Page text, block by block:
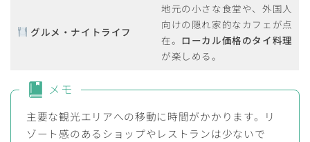
グルメ・ナイトライフ
地元の小さな食堂や、外国人
向けの隠れ家的なカフェが点
在。 ローカル価格のタイ料理
が楽しめる。
メモ
主要な観光エリアへの移動に時間がかかります。リ
ゾート感のあるショップやレストランは少ないで